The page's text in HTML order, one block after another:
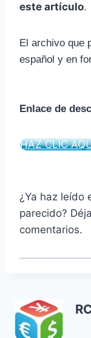
este artículo.
El archivo que
español y en
Enlace de
HAZ CLIC
¿Ya haz leído
parecido?
comentarios.